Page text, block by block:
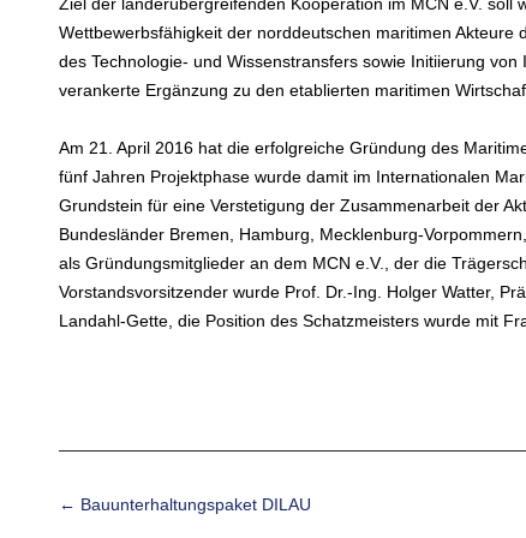
Wettbewerbsfähigkeit der norddeutschen maritimen
des Technologie- und Wissenstransfers sowie Initiierung
verankerte Ergänzung zu den etablierten maritimen
Am 21. April 2016 hat die erfolgreiche Gründung des
fünf Jahren Projektphase wurde damit im Internationalen
Grundstein für eine Verstetigung der Zusammenarbeit der
Bundesländer Bremen, Hamburg, Mecklenburg-
als Gründungsmitglieder an dem MCN e.V., der die
Vorstandsvorsitzender wurde Prof. Dr.-Ing. Holger Watter,
Landahl-Gette, die Position des Schatzmeisters wurde mit
Beitrags-Navigation
← Bauunterhaltungspaket DILAU